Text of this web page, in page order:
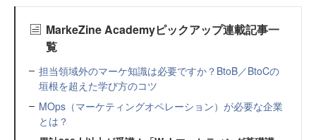
MarkeZine Academyピックアップ連載記事一
覧
担当領域外のマーケ知識は必要ですか？BtoB／BtoCの
垣根を超えた学び方のコツ
MOps（マーケティングオペレーション）が必要な企業
とは？